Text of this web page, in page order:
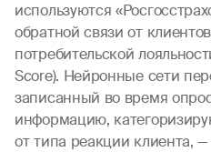
используются
обратной связи от
потребительской
Score). Нейронные сети
записанный во время
информацию,
от типа реакции клиента,